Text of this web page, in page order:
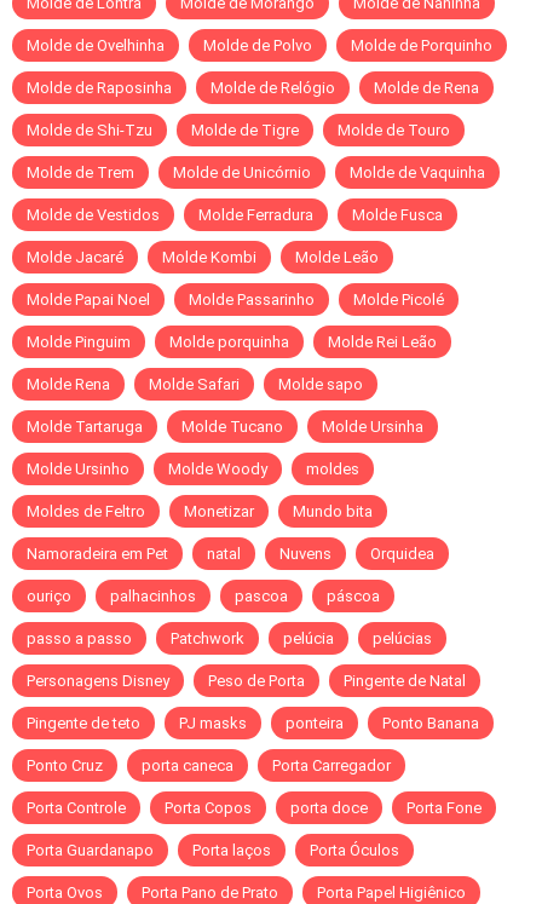
Molde de Ovelhinha Molde de Polvo Molde de Porquinho
Molde de Raposinha Molde de Relógio Molde de Rena
Molde de Shi-Tzu Molde de Tigre Molde de Touro
Molde de Trem Molde de Unicórnio Molde de Vaquinha
Molde de Vestidos Molde Ferradura Molde Fusca
Molde Jacaré Molde Kombi Molde Leão
Molde Papai Noel Molde Passarinho Molde Picolé
Molde Pinguim Molde porquinha Molde Rei Leão
Molde Rena Molde Safari Molde sapo
Molde Tartaruga Molde Tucano Molde Ursinha
Molde Ursinho Molde Woody moldes
Moldes de Feltro Monetizar Mundo bita
Namoradeira em Pet natal Nuvens Orquidea
ouriço palhacinhos pascoa páscoa
passo a passo Patchwork pelúcia pelúcias
Personagens Disney Peso de Porta Pingente de Natal
Pingente de teto PJ masks ponteira Ponto Banana
Ponto Cruz porta caneca Porta Carregador
Porta Controle Porta Copos porta doce Porta Fone
Porta Guardanapo Porta laços Porta Óculos
Porta Ovos Porta Pano de Prato Porta Papel Higiênico